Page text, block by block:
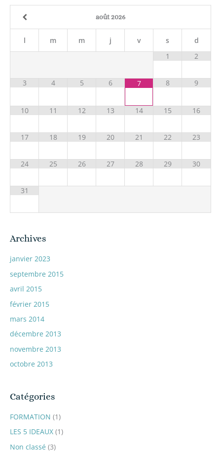
août 2026
l m m j v s
d
1
2
3 4 5 6 7 8 9
10 11 12 13 14 15 16
17 18 19 20 21 22 23
24 25 26 27 28 29 30
31
Archives
janvier 2023
septembre 2015
avril 2015
février 2015
mars 2014
décembre 2013
novembre 2013
octobre 2013
Catégories
FORMATION (1)
LES 5 IDEAUX (1)
Non classé (3)